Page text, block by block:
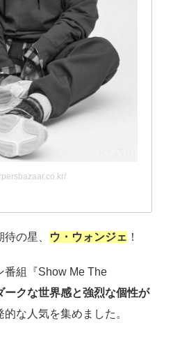
の星、 ウ・ウォンジェ ！
番組『Show Me The
ークな世界感と強烈な個性が
的な人気を集めました。